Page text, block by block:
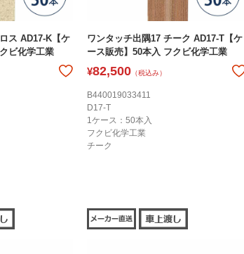
ス AD17-K【ケ
ビ化学工業
ワンタッチ出隅17 チーク AD17-T【ケ
ース販売】50本入 フクビ化学工業
¥82,500 （税込み）
B440019033411
D17-T
1ケース：50本入
フクビ化学工業
チーク